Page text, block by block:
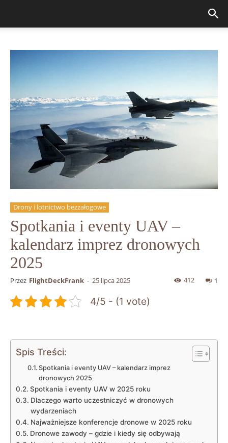
Drony i lotnictwo bezzałogowe
Spotkania i eventy UAV –
kalendarz imprez dronowych
2025
Przez FlightDeckFrank - 25 lipca 2025 1
412
4/5 - (1 vote)
Spis Treści:
Spotkania i eventy UAV – kalendarz imprez
dronowych 2025
Spotkania i eventy​ UAV w 2025⁢ roku
Dlaczego warto uczestniczyć w dronowych⁣
wydarzeniach
Najważniejsze konferencje dronowe w ​2025​ roku
Dronowe zawody –⁢ gdzie i kiedy‌ się odbywają